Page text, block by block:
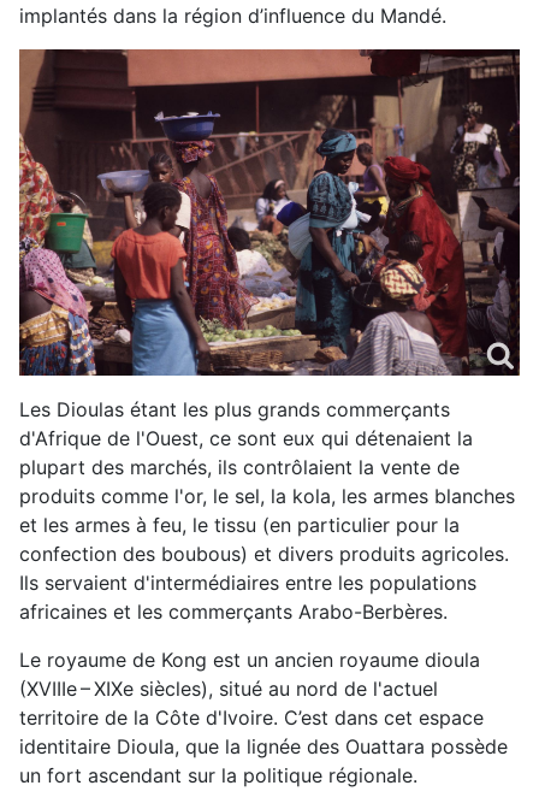
implantés dans la région d’influence du Mandé.
Les Dioulas étant les plus grands commerçants
d'Afrique de l'Ouest, ce sont eux qui détenaient la
plupart des marchés, ils contrôlaient la vente de
produits comme l'or, le sel, la kola, les armes blanches
et les armes à feu, le tissu (en particulier pour la
confection des boubous) et divers produits agricoles.
Ils servaient d'intermédiaires entre les populations
africaines et les commerçants Arabo-Berbères.
Le royaume de Kong est un ancien royaume dioula
(XVIIIe – XIXe siècles), situé au nord de l'actuel
territoire de la Côte d'Ivoire. C’est dans cet espace
identitaire Dioula, que la lignée des Ouattara possède
un fort ascendant sur la politique régionale.